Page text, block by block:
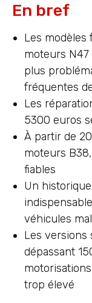
En bref
Les modèles
moteurs N47
plus
fréquentes
Les
5300 euros
À partir de
moteurs
fiables
Un
véhicules
Les versions
dépassant
trop élevé